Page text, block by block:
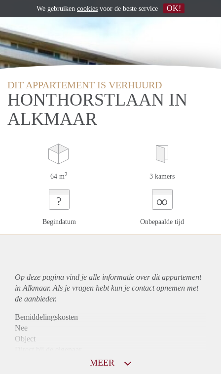
DIT APPARTEMENT IS VERHUURD
HONTHORSTLAAN IN
ALKMAAR
64 m2 3 kamers
?
Begindatum
∞
Onbepaalde tijd
Op deze pagina vind je alle informatie over ditappartement
in Alkmaar. Als je vragen hebt kun je contact opnemen met
de aanbieder.
Bemiddelingskosten
Nee
Object
MEER
We gebruiken cookies voor de beste service OK!